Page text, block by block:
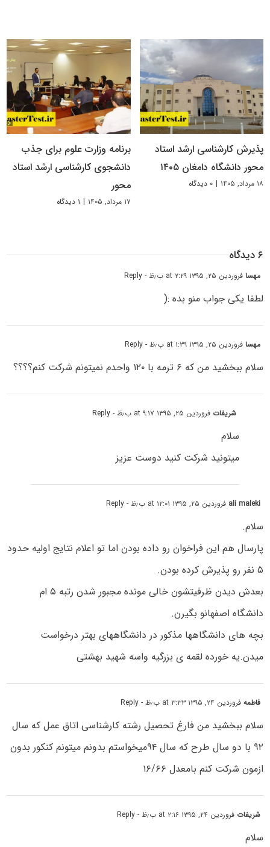
پذیرش کارشناسی ارشد استاد
محور دانشگاه دامغان ۱۴۰۵
۱۸ مرداد, ۱۴۰۵ | ۰ دیدگاه
برنامه وزارت علوم برای جذب
دانشجوی کارشناسی ارشد استاد
محور
۱۷ مرداد, ۱۴۰۵ | ۱ دیدگاه
۶ دیدگاه
مهسافروردین ۲۵, ۱۳۹۵ at ۲:۲۹ ب٫ظ - Reply
لطفا یکی جواب منو بده :(
مهسافروردین ۲۵, ۱۳۹۵ at ۱:۳۹ ب٫ظ - Reply
سلام ببخشید من که ۶ ترمه با ۱۲۰ واحدم نمیتونم شرکت کنم؟؟؟؟
شریفات فروردین ۲۵, ۱۳۹۵ at ۹:۱۷ ب٫ظ - Reply
سلام
میتونید شرکت کنید دوست عزیز
ali maleki فروردین ۲۵, ۱۳۹۵ at ۱۲:۰۱ ب٫ظ - Reply
سلام.
پارسال هم این فراخوان رو داده بودن اما تو اعلام نتایج اولیه حدود
۵ نفر رو پذیرش کرده بودن.
بعدش دیدن ظرفیتشون خالی مونده مجبور شدن رتبه ۵ ام
دانشگاه اصفهانو بگیرن.
بچه های دانشگاهها مذکور در دانشگاههای بهتر درخواست
میدن.یه خورده لقمه ی بزرگیه واسه شهید بهشتی
فاطمهفروردین ۲۴, ۱۳۹۵ at ۳:۳۳ ب٫ظ - Reply
سلام ببخشید من فارغ تحصیل رشته کارشناسی اتاق عمل که سال
۹۲ با دو سال طرح که سال ۹۴میخواستم بدونم میتونم کنکور بدون
ازمون شرکت کنم بامعدل ۱۶/۶۶
شریفات فروردین ۲۴, ۱۳۹۵ at ۲:۱۶ ب٫ظ - Reply
سلام